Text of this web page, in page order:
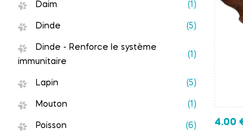
4.00
Daim (1)
Dinde (5)
Dinde - Renforce le système
immunitaire
(1)
Lapin (5)
Mouton (1)
Poisson (6)